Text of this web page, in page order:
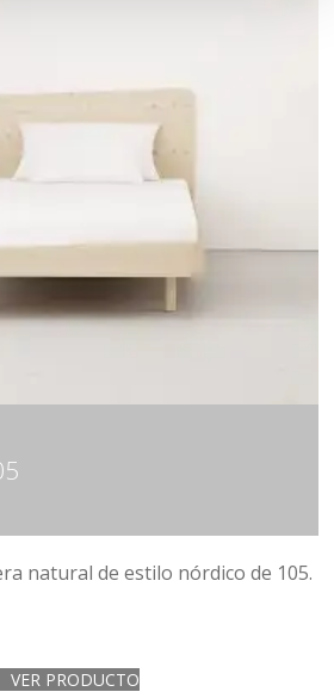
natural de estilo nórdico de 105.
VER PRODUCTO